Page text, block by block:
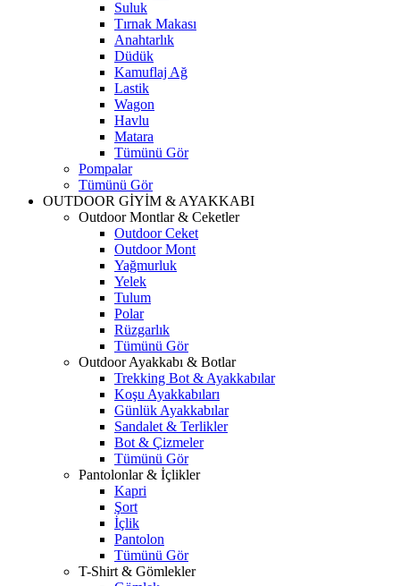
Suluk
Tırnak Makası
Anahtarlık
Düdük
Kamuflaj Ağ
Lastik
Wagon
Havlu
Matara
Tümünü Gör
Pompalar
Tümünü Gör
OUTDOOR GİYİM & AYAKKABI
Outdoor Montlar & Ceketler
Outdoor Ceket
Outdoor Mont
Yağmurluk
Yelek
Tulum
Polar
Rüzgarlık
Tümünü Gör
Outdoor Ayakkabı & Botlar
Trekking Bot & Ayakkabılar
Koşu Ayakkabıları
Günlük Ayakkabılar
Sandalet & Terlikler
Bot & Çizmeler
Tümünü Gör
Pantolonlar & İçlikler
Kapri
Şort
İçlik
Pantolon
Tümünü Gör
T-Shirt & Gömlekler